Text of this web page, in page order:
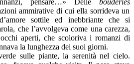
pensare…» Delle bouderies
ammirative di cui ella sorrideva un
sottile ed inebbriante che si
che l’avvolgeva come una carezza,
aperti, che scoloriva i romanzi di
la lunghezza dei suoi giorni.
sulle piante, la serenità nel cielo.